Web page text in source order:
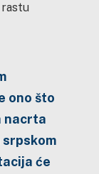
ono što
nacrta
će